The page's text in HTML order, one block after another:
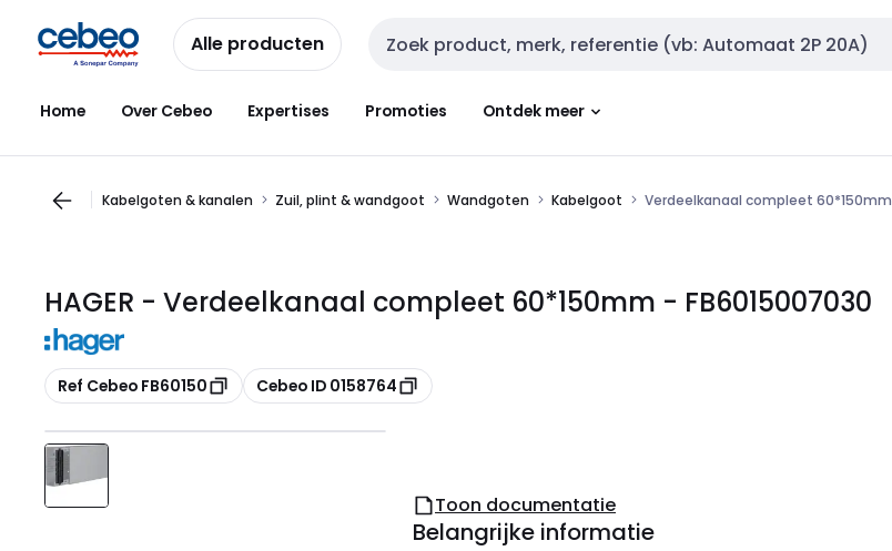
naar
navigatie
naar
inhoud
Alle producten Zoekveld invoer
Home Over Cebeo Expertises Promoties Ontdek meer
Kabelgoten & kanalen Zuil, plint & wandgoot Wandgoten Kabelgoot Verdeelkanaal compleet 60*150mm
HAGER - Verdeelkanaal compleet 60*150mm - FB6015007030
Kopiëren
Ref Cebeo FB60150 Kopiëren
Cebeo ID 0158764
Toon documentatie
Belangrijke informatie